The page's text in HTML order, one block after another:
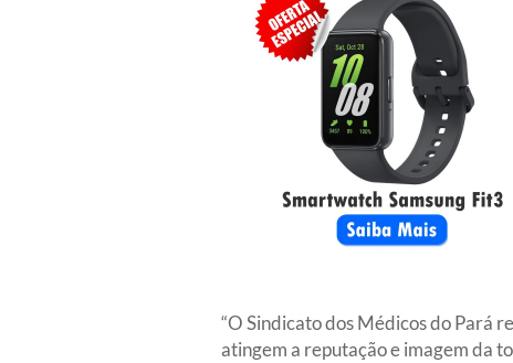
“O Sindicato dos Médicos do Pará
atingem a reputação e imagem da